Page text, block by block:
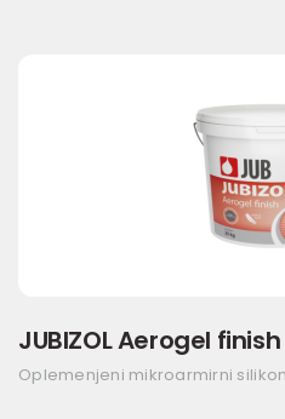
JUBIZOL Aerogel
Oplemenjeni mikroarmirni